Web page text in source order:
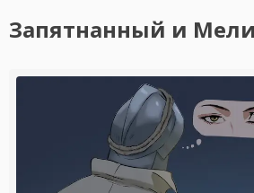
Запятнанный и